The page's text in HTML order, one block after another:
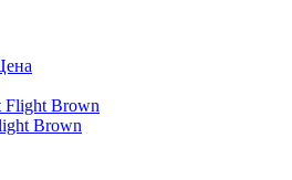
Brown